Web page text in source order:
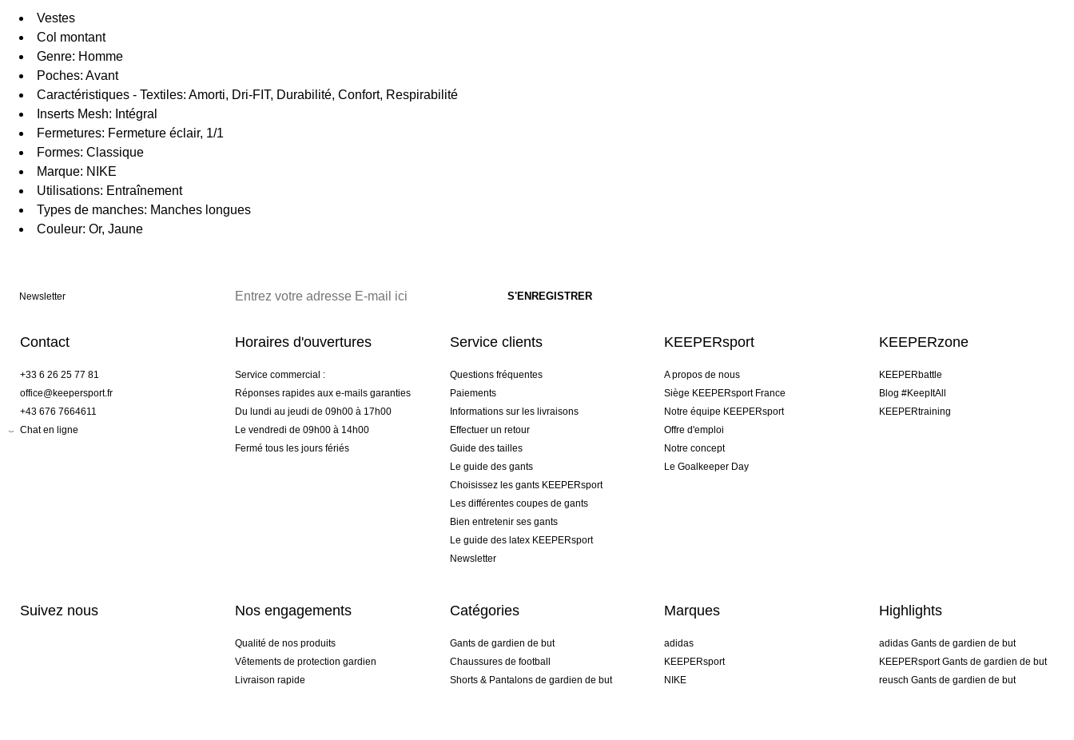
Vestes
Col montant
Genre: Homme
Poches: Avant
Caractéristiques - Textiles: Amorti, Dri-FIT, Durabilité, Confort, Respirabilité
Inserts Mesh: Intégral
Fermetures: Fermeture éclair, 1/1
Formes: Classique
Marque: NIKE
Utilisations: Entraînement
Types de manches: Manches longues
Couleur: Or, Jaune
Newsletter
Contact
+33 6 26 25 77 81
office@keepersport.fr
+43 676 7664611
Chat en ligne
Horaires d'ouvertures
Service commercial :
Réponses rapides aux e-mails garanties
Du lundi au jeudi de 09h00 à 17h00
Le vendredi de 09h00 à 14h00
Fermé tous les jours fériés
Service clients
Questions fréquentes
Paiements
Informations sur les livraisons
Effectuer un retour
Guide des tailles
Le guide des gants
Choisissez les gants KEEPERsport
Les différentes coupes de gants
Bien entretenir ses gants
Le guide des latex KEEPERsport
Newsletter
KEEPERsport
A propos de nous
Siège KEEPERsport France
Notre équipe KEEPERsport
Offre d'emploi
Notre concept
Le Goalkeeper Day
KEEPERzone
KEEPERbattle
Blog #KeepItAll
KEEPERtraining
Suivez nous Nos engagements
Qualité de nos produits
Vêtements de protection gardien
Livraison rapide
Catégories
Gants de gardien de but
Chaussures de football
Shorts & Pantalons de gardien de but
Marques
adidas
KEEPERsport
NIKE
Highlights
adidas Gants de gardien de but
KEEPERsport Gants de gardien de but
reusch Gants de gardien de but